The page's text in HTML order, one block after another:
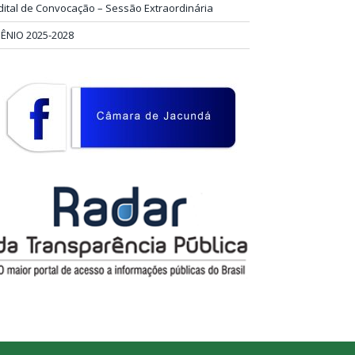
de Convocação – Sessão Extraordinária
2025-2028